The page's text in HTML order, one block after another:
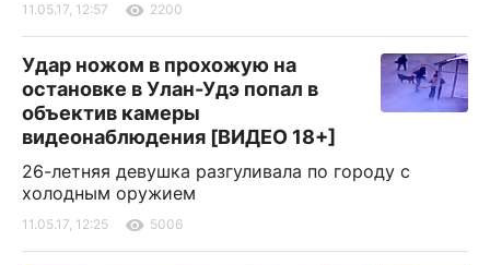
11.05.17, 12:57 2200
Удар ножом в прохожую на
остановке в Улан-Удэ попал в
объектив камеры
видеонаблюдения [ВИДЕО 18+]
26-летняя девушка разгуливала по городу с
холодным оружием
11.05.17, 12:25 5006